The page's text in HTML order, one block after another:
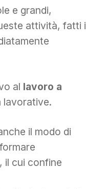
e grandi,
attività, fatti i
al lavoro a
lavorative.
il modo di
il cui confine